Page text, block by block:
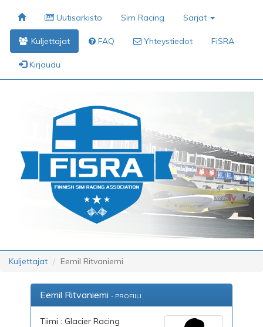
Uutisarkisto Sim Racing Sarjat
Kuljettajat FAQ Yhteystiedot FiSRA
Kirjaudu
Kuljettajat Eemil Ritvaniemi
Eemil Ritvaniemi - PROFIILI
Tiimi : Glacier Racing